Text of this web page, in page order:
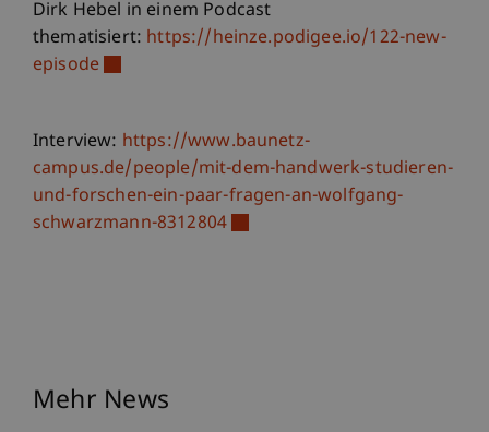
Dirk Hebel in einem Podcast
thematisiert: https://heinze.podigee.io/122-new-
episode
Interview: https://www.baunetz-
campus.de/people/mit-dem-handwerk-studieren-
und-forschen-ein-paar-fragen-an-wolfgang-
schwarzmann-8312804
Mehr News